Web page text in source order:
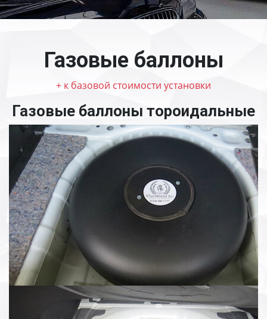
Газовые баллоны
+ к базовой стоимости установки
Газовые баллоны тороидальные